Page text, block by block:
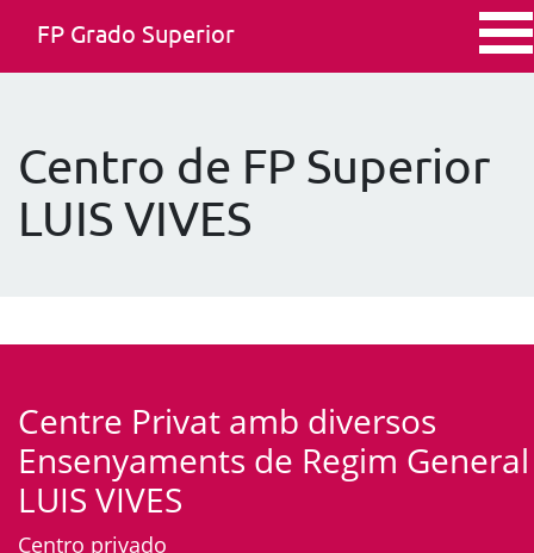
FP Grado Superior
Centro de FP Superior
LUIS VIVES
Centre Privat amb diversos
Ensenyaments de Regim General
LUIS VIVES
Centro privado